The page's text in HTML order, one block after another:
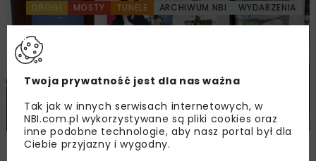
DROGI MOSTY TUNELE ARCHIWUM NBI WYDARZENIA
NOVDROG 2026
Twoja prywatność jest dla nas ważna
Tak jak w innych serwisach internetowych, w
NBI.com.pl wykorzystywane są pliki cookies oraz
inne podobne technologie, aby nasz portal był dla
Ciebie przyjazny i wygodny.